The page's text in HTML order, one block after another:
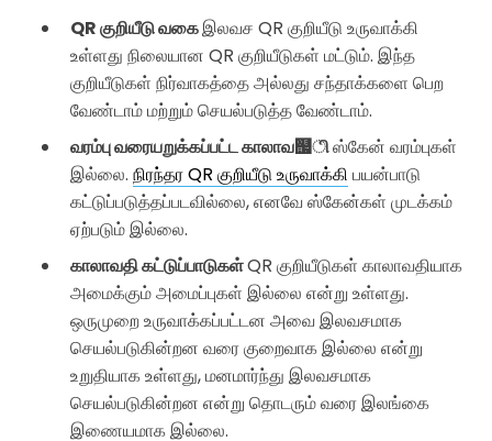
QR குறியீடு வகைஇலவச QR குறியீடு உருவாக்கி
உள்ளது நிலையான QR குறியீடுகள் மட்டும். இந்த
குறியீடுகள் நிர்வாகத்தை அல்லது சந்தாக்களை பெற
வேண்டாம் மற்றும் செயல்படுத்த வேண்டாம்.
வரம்பு வரையறுக்கப்பட்ட காலாவ஧ிஸ்கேன் வரம்புகள்
இல்லை. நிரந்தர QR குறியீடு உருவாக்கி பயன்பாடு
கட்டுப்படுத்தப்படவில்லை, எனவே ஸ்கேன்கள் முடக்கம்
ஏற்படும் இல்லை.
காலாவதி கட்டுப்பாடுகள்QR குறியீடுகள் காலாவதியாக
அமைக்கும் அமைப்புகள் இல்லை என்று உள்ளது.
ஒருமுறை உருவாக்கப்பட்டன அவை இலவசமாக
செயல்படுகின்றன வரை குறைவாக இல்லை என்று
உறுதியாக உள்ளது, மனமார்ந்து இலவசமாக
செயல்படுகின்றன என்று தொடரும் வரை இலங்கை
இணையமாக இல்லை.